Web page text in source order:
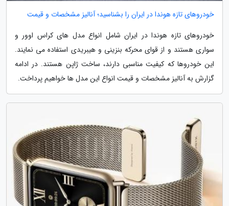
خودروهای تازه هوندا در ایران را بشناسید؛ آنالیز مشخصات و قیمت
خودروهای تازه هوندا در ایران شامل انواع مدل های کراس اوور و
سواری هستند و از قوای محرکه بنزینی و هیبریدی استفاده می نمایند.
این خودروها که کیفیت مناسبی دارند، ساخت ژاپن هستند. در ادامه
گزارش به آنالیز مشخصات و قیمت انواع این مدل ها خواهیم پرداخت.